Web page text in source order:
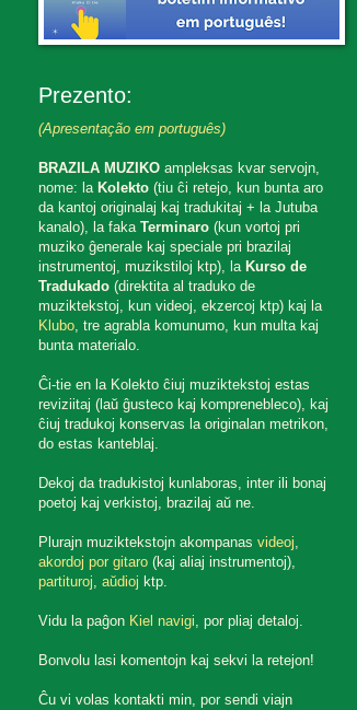
Prezento:
(Apresentação em português)
BRAZILA MUZIKOampleksas kvar servojn,
nome: la Kolekto(tiu ĉi retejo, kun bunta aro
da kantoj originalaj kaj tradukitaj + la Jutuba
kanalo), la faka Terminaro(kun vortoj pri
muziko ĝenerale kaj speciale pri brazilaj
instrumentoj, muzikstiloj ktp), la Kurso de
Tradukado(direktita al traduko de
muziktekstoj, kun videoj, ekzercoj ktp) kaj la
Klubo, tre agrabla komunumo, kun multa kaj
bunta materialo.
Ĉi-tie en la Kolekto ĉiuj muziktekstoj estas
reviziitaj (laŭ ĝusteco kaj komprenebleco), kaj
ĉiuj tradukoj konservas la originalan metrikon,
do estas kanteblaj.
Dekoj da tradukistoj kunlaboras, inter ili bonaj
poetoj kaj verkistoj, brazilaj aŭ ne.
Plurajn muziktekstojn akompanas videoj,
akordoj por gitaro(kaj aliaj instrumentoj),
partituroj, aŭdioj ktp.
Vidu la paĝon Kiel navigi, por pliaj detaloj.
Bonvolu lasi komentojn kaj sekvi la retejon!
Ĉu vi volas kontakti min, por sendi viajn